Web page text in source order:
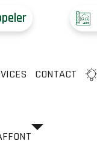
CONTACT